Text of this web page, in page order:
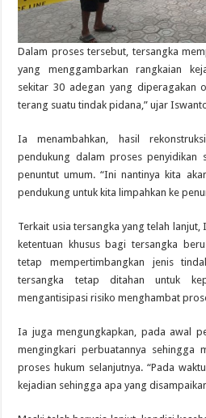
Dalam proses tersebut, tersangka
yang menggambarkan rangkaian
sekitar 30 adegan yang diperagakan
terang suatu tindak pidana,” ujar
Ia menambahkan, hasil
pendukung dalam proses penyidikan
penuntut umum. “Ini nantinya kita
pendukung untuk kita limpahkan ke
Terkait usia tersangka yang telah
ketentuan khusus bagi tersangka
tetap mempertimbangkan jenis
tersangka tetap ditahan untuk
mengantisipasi risiko menghambat
Ia juga mengungkapkan, pada awal
mengingkari perbuatannya sehingga
proses hukum selanjutnya. “Pada
kejadian sehingga apa yang